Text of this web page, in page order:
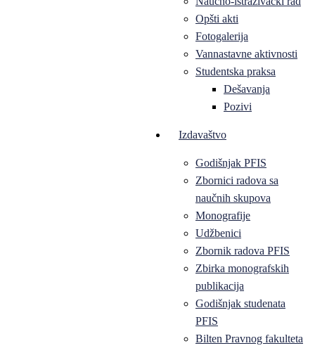
Opšti akti
Fotogalerija
Vannastavne aktivnosti
Studentska praksa
Dešavanja
Pozivi
Izdavaštvo
Godišnjak PFIS
Zbornici radova sa
naučnih skupova
Monografije
Udžbenici
Zbornik radova PFIS
Zbirka monografskih
publikacija
Godišnjak studenata
PFIS
Bilten Pravnog fakulteta